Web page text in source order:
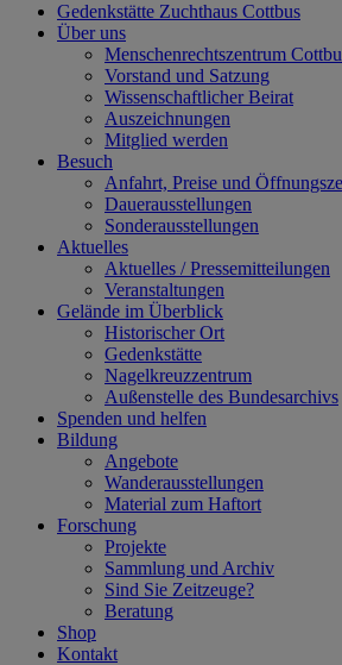
Gedenkstätte Zuchthaus Cottbus
Über uns
Menschenrechtszentrum
Vorstand und Satzung
Wissenschaftlicher Beirat
Auszeichnungen
Mitglied werden
Besuch
Anfahrt, Preise und
Dauerausstellungen
Sonderausstellungen
Aktuelles
Aktuelles / Pressemitteilungen
Veranstaltungen
Gelände im Überblick
Historischer Ort
Gedenkstätte
Nagelkreuzzentrum
Außenstelle des Bundesarchivs
Spenden und helfen
Bildung
Angebote
Wanderausstellungen
Material zum Haftort
Forschung
Projekte
Sammlung und Archiv
Sind Sie Zeitzeuge?
Beratung
Shop
Kontakt